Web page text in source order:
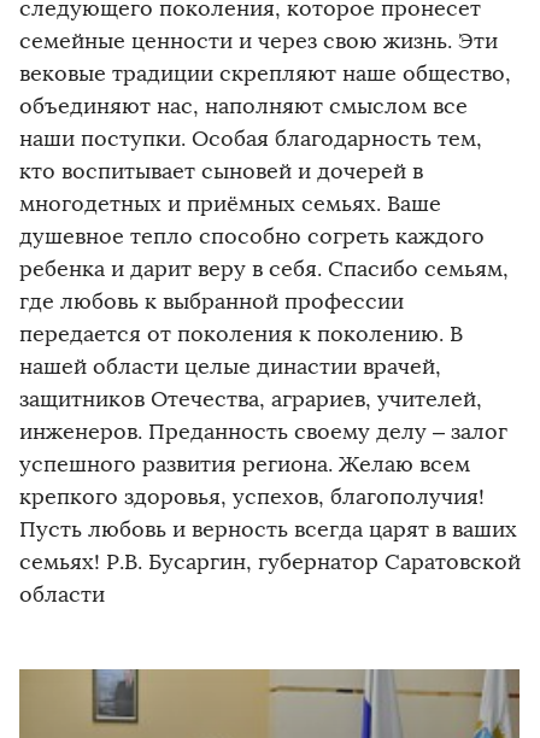
следующего поколения, которое пронесет
семейные ценности и через свою жизнь. Эти
вековые традиции скрепляют наше общество,
объединяют нас, наполняют смыслом все
наши поступки. Особая благодарность тем,
кто воспитывает сыновей и дочерей в
многодетных и приёмных семьях. Ваше
душевное тепло способно согреть каждого
ребенка и дарит веру в себя. Спасибо семьям,
где любовь к выбранной профессии
передается от поколения к поколению. В
нашей области целые династии врачей,
защитников Отечества, аграриев, учителей,
инженеров. Преданность своему делу – залог
успешного развития региона. Желаю всем
крепкого здоровья, успехов, благополучия!
Пусть любовь и верность всегда царят в ваших
семьях! Р.В. Бусаргин, губернатор Саратовской
области